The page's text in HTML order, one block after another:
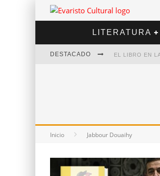
LITERATURA
DESTACADO EL LIBRO EN
Inicio Jabbour Douaihy